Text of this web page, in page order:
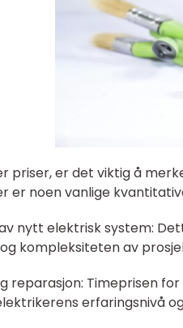
priser, er det viktig å
er noen vanlige
av nytt elektrisk system:
kompleksiteten av
reparasjon: Timeprisen
erfaringsnivå